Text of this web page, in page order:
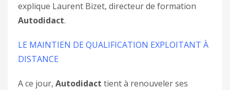
explique Laurent Bizet, directeur de formation
Autodidact.
LE MAINTIEN DE QUALIFICATION EXPLOITANT À
DISTANCE
A ce jour, Autodidact tient à renouveler ses